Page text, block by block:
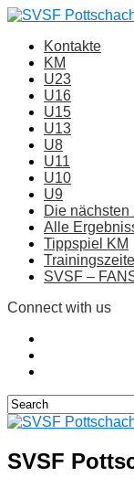
Kontakte
KM
U23
U16
U15
U13
U8
U11
U10
U9
Die nächsten
Alle
Tippspiel KM
SVSF –
Connect with us
SVSF